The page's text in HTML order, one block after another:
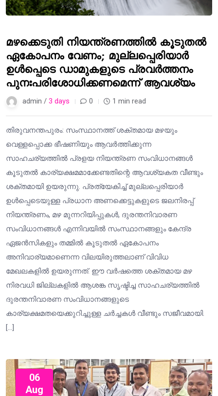
മഴക്കെടുതി നിയന്ത്രണത്തിൽ കൂടുതൽ
ഏകോപനം വേണം; മുല്ലപ്പെരിയാർ
ഉൾപ്പെടെ ഡാമുകളുടെ പ്രവർത്തനം
പുനഃപരിശോധിക്കണമെന്ന് ആവശ്യം
admin / 3 days 0 1 min read
തിരുവനന്തപുരം: സംസ്ഥാനത്ത് ശക്തമായ മഴയും
വെള്ളപ്പൊക്ക ഭീഷണിയും ആവർത്തിക്കുന്ന
സാഹചര്യത്തിൽ പ്രളയ നിയന്ത്രണ സംവിധാനങ്ങൾ
കൂടുതൽ കാര്യക്ഷമമാക്കേണ്ടതിന്റെ ആവശ്യകത വീണ്ടും
ശക്തമായി ഉയരുന്നു. പ്രത്യേകിച്ച് മുല്ലപ്പെരിയാർ
ഉൾപ്പെടെയുള്ള പ്രധാന അണക്കെട്ടുകളുടെ ജലനിരപ്പ്
നിയന്ത്രണം, മഴ മുന്നറിയിപ്പുകൾ, ദുരന്തനിവാരണ
സംവിധാനങ്ങൾ എന്നിവയിൽ സംസ്ഥാനങ്ങളും കേന്ദ്ര
ഏജൻസികളും തമ്മിൽ കൂടുതൽ ഏകോപനം
അനിവാര്യമാണെന്ന വിലയിരുത്തലാണ് വിവിധ
മേഖലകളിൽ ഉയരുന്നത്. ഈ വർഷത്തെ ശക്തമായ മഴ
നിരവധി ജില്ലകളിൽ ആശങ്ക സൃഷ്ടിച്ച സാഹചര്യത്തിൽ
ദുരന്തനിവാരണ സംവിധാനങ്ങളുടെ
കാര്യക്ഷമതയെക്കുറിച്ചുള്ള ചർച്ചകൾ വീണ്ടും സജീവമായി.
[…]
06
Aug